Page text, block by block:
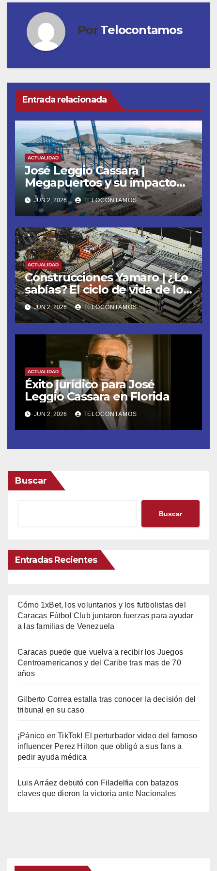
Por Telocontamos
Entrada relacionada
ACTUALIDAD
José Leggio Cassara |
Megapuertos y su impacto
en el turismo y el comercio
global
JUN 2, 2026 TELOCONTAMOS
ACTUALIDAD
Construcciones Yamaro | ¿Lo
sabías? El ciclo de vida de los
materiales de construcción
revoluciona eficiencia en
proyectos modernos
JUN 2, 2026 TELOCONTAMOS
ACTUALIDAD
Éxito jurídico para José
Leggio Cassara en Florida
JUN 2, 2026 TELOCONTAMOS
Buscar
Buscar
Entradas Recientes
Cómo 1xBet, los voluntarios y los futbolistas del
Caracas Fútbol Club juntaron fuerzas para ayudar
a las familias de Venezuela
Caracas puede que vuelva a recibir los Juegos
Centroamericanos y del Caribe tras mas de 70
años
Gilberto Correa estalla tras conocer la decisión del
tribunal en su caso
¡Pánico en TikTok! El perturbador video del famoso
influencer Perez Hilton que obligó a sus fans a
pedir ayuda médica
Luis Arráez debutó con Filadelfia con batazos
claves que dieron la victoria ante Nacionales